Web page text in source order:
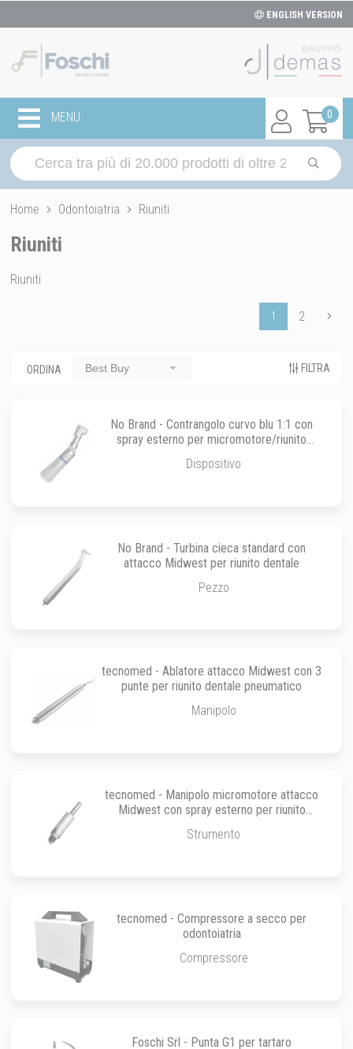
ENGLISH VERSION
0
MENU
Home Odontoiatria Riuniti
Riuniti
Riuniti
1 2
ORDINA Best Buy FILTRA
No Brand - Contrangolo curvo blu 1:1 con
spray esterno per micromotore/riunito
Dispositivo
No Brand - Turbina cieca standard con
attacco Midwest per riunito dentale
Pezzo
tecnomed - Ablatore attacco Midwest con 3
punte per riunito dentale pneumatico
Manipolo
tecnomed - Manipolo micromotore attacco
Midwest con spray esterno per riunito
Strumento
tecnomed - Compressore a secco per
odontoiatria
Compressore
Foschi Srl - Punta G1 per tartaro